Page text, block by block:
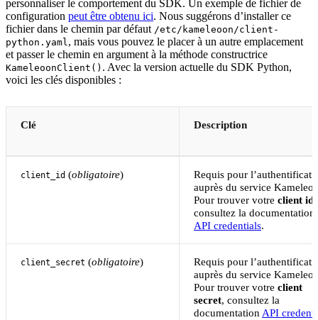
personnaliser le comportement du SDK. Un exemple de fichier de
configuration peut être obtenu ici. Nous suggérons d’installer ce
fichier dans le chemin par défaut /etc/kameleoon/client-
python.yaml, mais vous pouvez le placer à un autre emplacement
et passer le chemin en argument à la méthode constructrice
KameleoonClient() . Avec la version actuelle du SDK Python,
voici les clés disponibles :
Clé Description
client_id (obligatoire)
Requis pour
auprès du service
Pour trouver votre client id
consultez la documentation
API credentials.
client_secret (obligatoire)
Requis pour
auprès du service
Pour trouver votre client
secret, consultez la
documentation API